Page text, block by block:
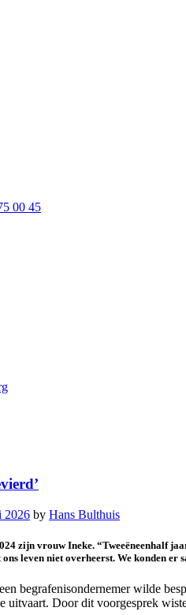
00 45
2026 by Hans Bulthuis
zijn vrouw Ineke. “Tweeëneenhalf
leven niet overheerst. We konden
begrafenisondernemer wilde
uitvaart. Door dit voorgesprek